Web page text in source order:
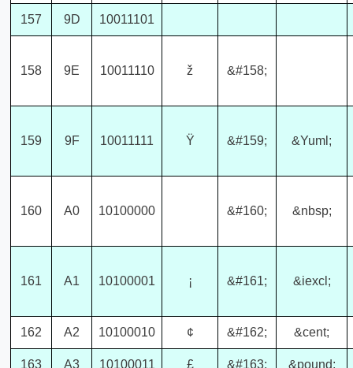
157 9D 10011101
158 9E 10011110 ž &#158;
159 9F 10011111 Ÿ &#159; &Yuml;
160 A0 10100000 &#160; &nbsp;
161 A1 10100001 ¡ &#161; &iexcl;
162 A2 10100010 ¢ &#162; &cent;
163 A3 10100011 £ &#163; &pound;